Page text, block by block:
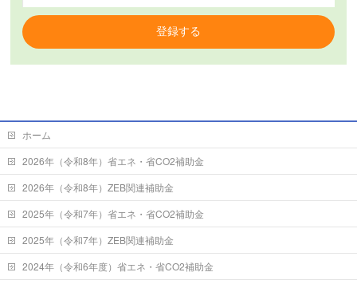
登録する
ホーム
2026年（令和8年）省エネ・省CO2補助金
2026年（令和8年）ZEB関連補助金
2025年（令和7年）省エネ・省CO2補助金
2025年（令和7年）ZEB関連補助金
2024年（令和6年度）省エネ・省CO2補助金